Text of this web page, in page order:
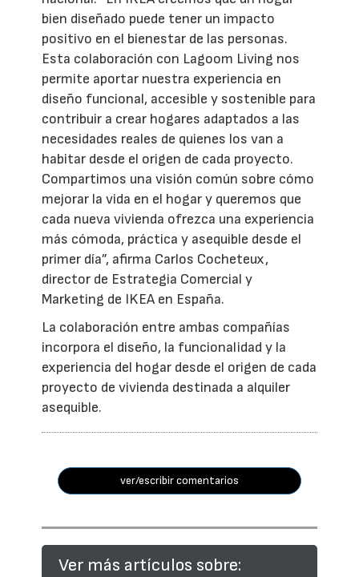
bien diseñado puede tener un impacto
positivo en el bienestar de las personas.
Esta colaboración con Lagoom Living nos
permite aportar nuestra experiencia en
diseño funcional, accesible y sostenible para
contribuir a crear hogares adaptados a las
necesidades reales de quienes los van a
habitar desde el origen de cada proyecto.
Compartimos una visión común sobre cómo
mejorar la vida en el hogar y queremos que
cada nueva vivienda ofrezca una experiencia
más cómoda, práctica y asequible desde el
primer día”, afirma Carlos Cocheteux,
director de Estrategia Comercial y
Marketing de IKEA en España.
La colaboración entre ambas compañías
incorpora el diseño, la funcionalidad y la
experiencia del hogar desde el origen de cada
proyecto de vivienda destinada a alquiler
asequible.
ver/escribir comentarios
Ver más artículos sobre: